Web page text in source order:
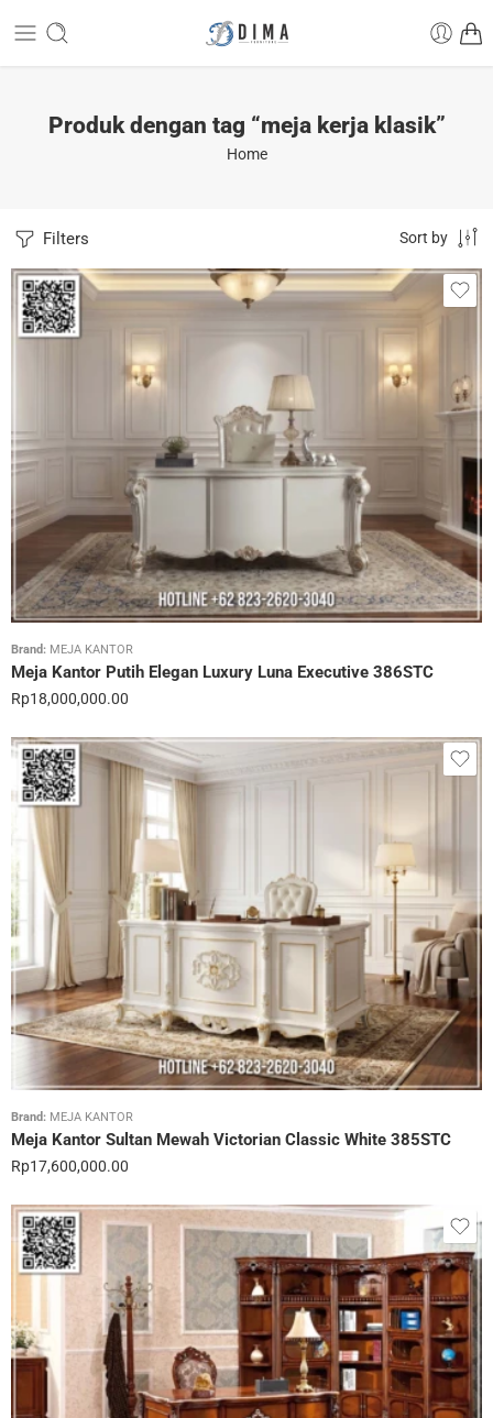
Produk dengan tag “meja kerja klasik”
Home
Filters Sort by
Brand: MEJA KANTOR
Meja Kantor Putih Elegan Luxury Luna Executive 386STC
Rp18,000,000.00
Brand: MEJA KANTOR
Meja Kantor Sultan Mewah Victorian Classic White 385STC
Rp17,600,000.00